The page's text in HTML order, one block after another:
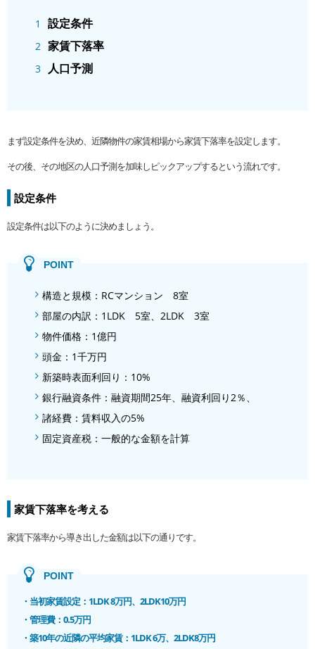
設定条件
家賃下落率
人口予測
まず設定条件を決め、近隣物件の家賃相場から家賃下落率を設定します。
その後、その地区の人口予測を加味しピックアップするという流れです。
設定条件
設定条件は以下のように決めましょう。
構造と規模：RCマンション 8室
部屋の内訳：1LDK 5室、2LDK 3室
物件価格：1億円
頭金：1千万円
新築時表面利回り：10%
銀行融資条件：融資期間25年、融資利回り2％、
諸経費：賃料収入の5%
固定資産税：一般的な金額を計算
家賃下落率を考える
家賃下落率から導き出した金額は以下の通りです。
・当初家賃設定：1LDK 8万円、2LDK10万円
・管理費：0.5万円
・築10年の近隣の平均家賃：1LDK 6万、2LDK8万円